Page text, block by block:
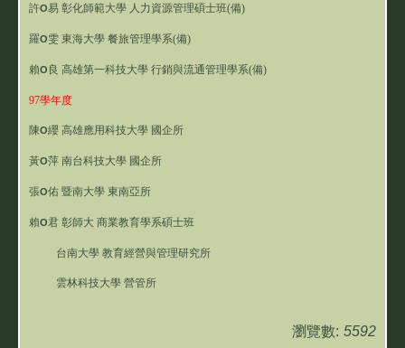
許O易 彰化師範大學 人力資源管理碩士班(備)
羅O雯 東海大學 餐旅管理學系(備)
賴O 良 高雄第一科技大學 行銷與流通管理學系(備)
97學年度
陳O纓 高雄應用科技大學 國企所
黃O萍 南台科技大學 國企所
張O佑 暨南大學 東南亞所
賴O君 彰師大 商業教育學系碩士班
台南大學 教育經營與管理研究所
雲林科技大學 營管所
瀏覽數: 5592